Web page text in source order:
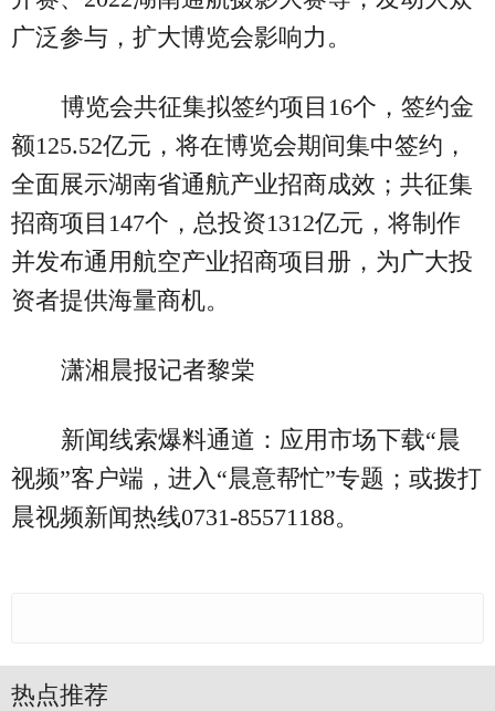
广泛参与，扩大博览会影响力。
博览会共征集拟签约项目16个，签约金
额125.52亿元，将在博览会期间集中签约，
全面展示湖南省通航产业招商成效；共征集
招商项目147个，总投资1312亿元，将制作
并发布通用航空产业招商项目册，为广大投
资者提供海量商机。
潇湘晨报记者黎棠
新闻线索爆料通道：应用市场下载“晨
视频”客户端，进入“晨意帮忙”专题；或拨打
晨视频新闻热线0731-85571188。
热点推荐